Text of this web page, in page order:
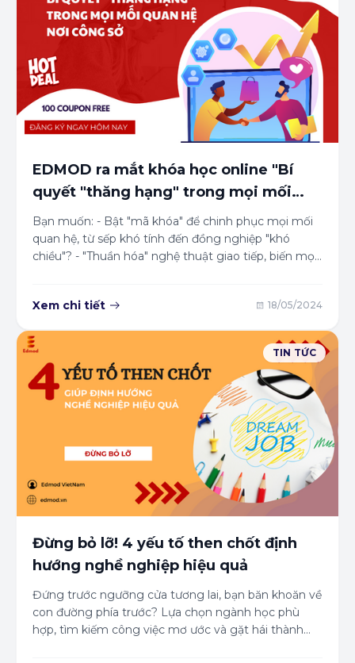
EDMOD ra mắt khóa học online "Bí
quyết "thăng hạng" trong mọi mối
quan hệ nơi công sở trên UDEMY
Bạn muốn: - Bật "mã khóa" để chinh phục mọi mối
quan hệ, từ sếp khó tính đến đồng nghiệp "khó
chiều"? - "Thuần hóa" nghệ thuật giao tiếp, biến mọi
định vị thế bản thân?
Xem chi tiết 18/05/2024
TIN TỨC
Đừng bỏ lỡ! 4 yếu tố then chốt định
hướng nghề nghiệp hiệu quả
Đứng trước ngưỡng cửa tương lai, bạn băn khoăn về
con đường phía trước? Lựa chọn ngành học phù
hợp, tìm kiếm công việc mơ ước và gặt hái thành